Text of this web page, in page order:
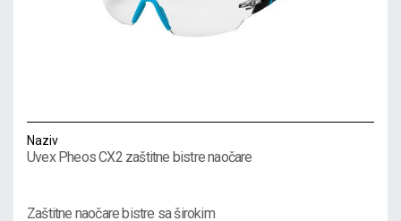
Naziv
Uvex Pheos CX2 zaštitne bistre naočare
Zaštitne naočare bistre sa širokim